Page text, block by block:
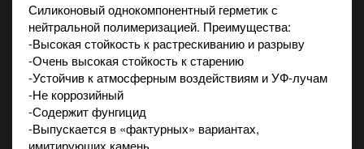
Силиконовый однокомпонентный герметик с
нейтральной полимеризацией. Преимущества:
-Высокая стойкость к растрескиванию и разрыву
-Очень высокая стойкость к старению
-Устойчив к атмосферным воздействиям и УФ-лучам
-Не коррозийный
-Содержит фунгицид
-Выпускается в «фактурных» вариантах,
имитирующих камень